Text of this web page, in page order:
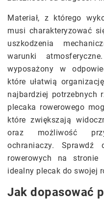
Materiał, z którego
musi charakteryzować
uszkodzenia
warunki
wyposażony w
które ułatwią
najbardziej potrzebnych
plecaka rowerowego
które zwiększają
oraz możliwość
ochraniaczy. Sprawdź
rowerowych na stronie
idealny plecak do swojej
Jak dopasować